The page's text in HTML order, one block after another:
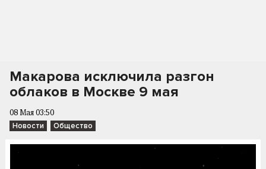
Макарова исключила разгон
облаков в Москве 9 мая
08 Мая 03:50
Новости Общество